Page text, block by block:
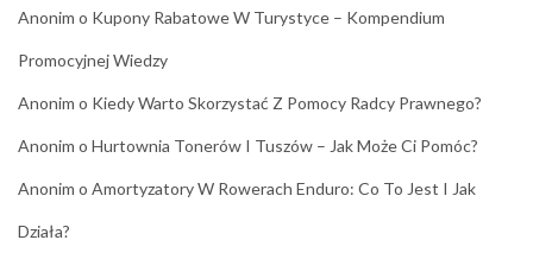
Anonim o Kupony Rabatowe W Turystyce – Kompendium
Promocyjnej Wiedzy
Anonim o Kiedy Warto Skorzystać Z Pomocy Radcy Prawnego?
Anonim o Hurtownia Tonerów I Tuszów – Jak Może Ci Pomóc?
Anonim o Amortyzatory W Rowerach Enduro: Co To Jest I Jak
Działa?